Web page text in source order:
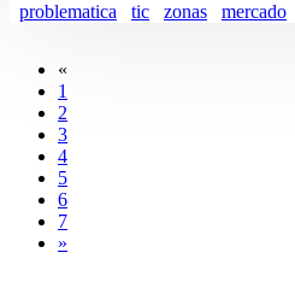
problematica tic zonas mercado
«
1
2
3
4
5
6
7
»